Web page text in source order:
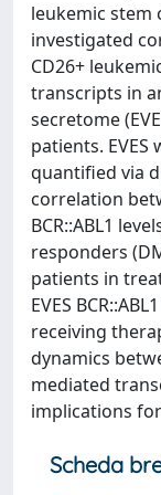
leukemic stem
investigated
CD26+
transcripts in
secretome
patients. EVES
quantified via
correlation
BCR::ABL1
responders
patients in
EVES
receiving
dynamics
mediated
implications
Scheda